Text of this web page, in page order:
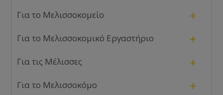
Για το Μελισσοκομείο +
Για το Μελισσοκομικό Εργαστήριο +
Για τις Μέλισσες +
Για το Μελισσοκόμο +